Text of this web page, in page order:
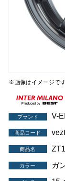
※画像はイメージで
ブランド V-
商品コード
商品名
カラー ガ